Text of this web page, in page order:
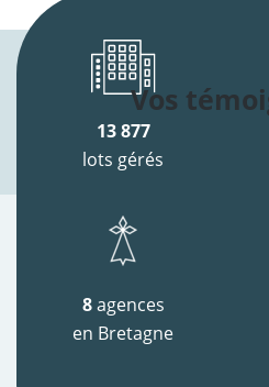
Vos
13 877
lots gérés
8agences
en Bretagne